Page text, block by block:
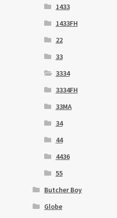
1433
1433FH
22
33
3334
3334FH
33MA
34
44
4436
55
Butcher Boy
Globe